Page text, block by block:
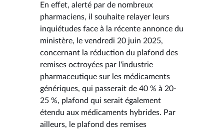
En effet, alerté par de nombreux
pharmaciens, il souhaite relayer leurs
inquiétudes face à la récente annonce du
ministère, le vendredi 20 juin 2025,
concernant la réduction du plafond des
remises octroyées par l'industrie
pharmaceutique sur les médicaments
génériques, qui passerait de 40 % à 20-
25 %, plafond qui serait également
étendu aux médicaments hybrides. Par
ailleurs, le plafond des remises